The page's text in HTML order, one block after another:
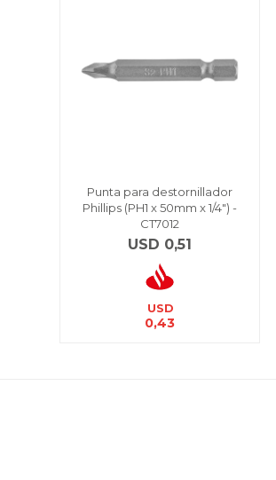
Punta para destornillador
Phillips (PH1 x 50mm x 1/4") -
CT7012
USD 0,51
USD
0,43